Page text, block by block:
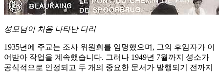
성모님이 처음 나타난 다리
1935년에 주교는 조사 위원회를 임명했으며, 그의 후임자가 이
어받아 작업을 계속했습니다. 그러나 1949년 7월까지 성소가
공식적으로 인정되고 두 개의 중요한 문서가 발행되기 전까지